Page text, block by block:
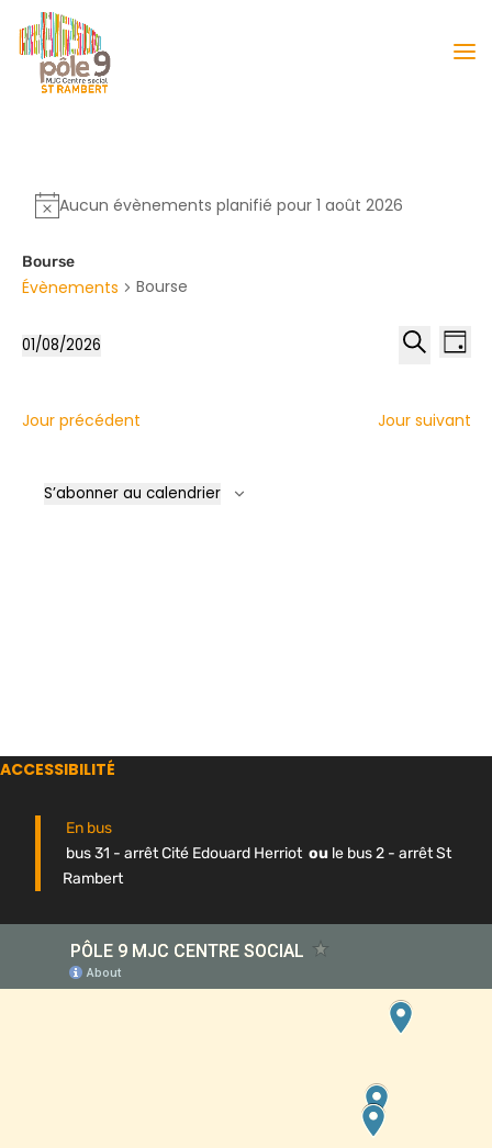
Aucun évènements planifié pour 1 août 2026
Bourse
Évènements Bourse
de
de
Jour
01/08/2026
date.
Jour précédent Jour suivant
S’abonner au calendrier
ACCESSIBILITÉ
En bus
bus 31 - arrêt Cité Edouard Herriot ou le bus 2 - arrêt St
Rambert